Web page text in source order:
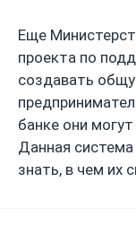
Еще
проекта по
создавать
банке они
Данная
знать, в чем их